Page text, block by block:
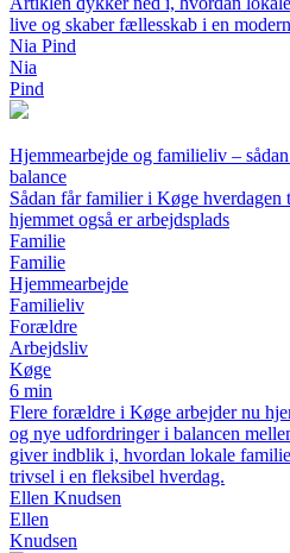
live og skaber fællesskab i en
Nia Pind
Nia
Pind
Hjemmearbejde og familieliv –
balance
Sådan får familier i Køge hverdagen
hjemmet også er arbejdsplads
Familie
Familie
Hjemmearbejde
Familieliv
Forældre
Arbejdsliv
Køge
6 min
Flere forældre i Køge arbejder nu
og nye udfordringer i balancen
giver indblik i, hvordan lokale
trivsel i en fleksibel hverdag.
Ellen Knudsen
Ellen
Knudsen